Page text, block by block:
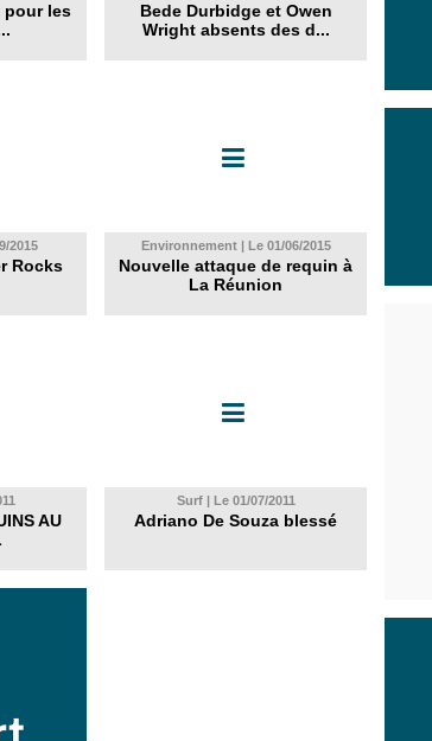
pour les
Bede Durbidge et Owen
Wright absents des d...
2015
Rocks
Environnement | Le 01/06/2015
Nouvelle attaque de requin à
La Réunion
AU
Surf | Le 01/07/2011
Adriano De Souza blessé